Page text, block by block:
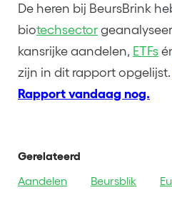
De heren bij BeursBrink
biotechsector
kansrijke aandelen, ETFs
zijn in dit rapport opgelijst.
Rapport vandaag nog.
Gerelateerd
Aandelen
Beursblik